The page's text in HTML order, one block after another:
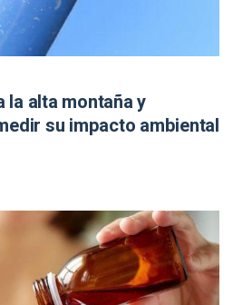
la alta montaña y
su impacto ambiental